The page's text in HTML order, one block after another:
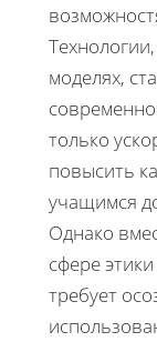
моделях,
только
повысить
учащимся
Однако
сфере
требует